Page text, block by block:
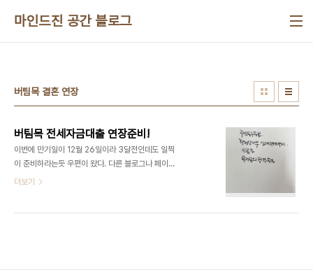
마인드진 공간 블로그
버팀목 결혼 연장
버팀목 전세자금대출 연장준비!
이번에 만기일이 12월 26일이라 3달전인데도 일찍
이 준비하라는듯 우편이 왔다. 다른 블로그나 페이지
를 검색해보니 1달전인가 문자도 오는가보다.. 주인
더보기